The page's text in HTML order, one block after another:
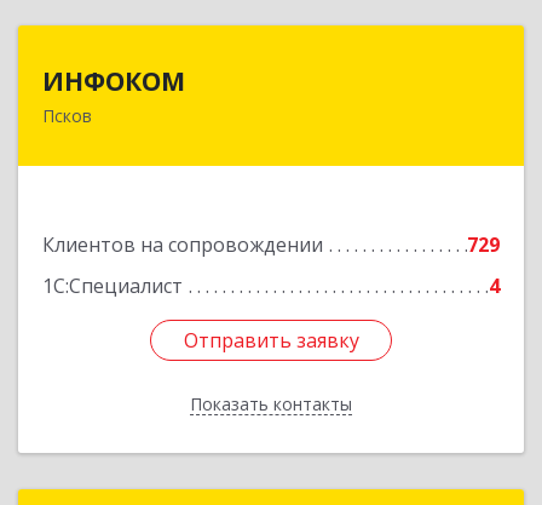
ИНФОКОМ
Псков
Клиентов на сопровождении
729
1С:Специалист
4
Отправить заявку
Показать контакты
180000, Псковская обл, Псков г, Советская ул,
Отправить заявку
Назад